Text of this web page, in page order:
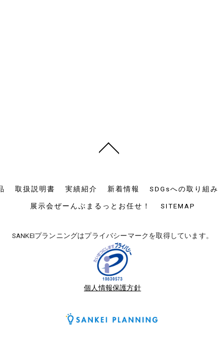
取扱説明書 実績紹介 新着情報 SDGsへの取り組み
展示会ぜーんぶまるっとお任せ！ SITEMAP
SANKEIプランニングはプライバシーマークを取得しています。
個人情報保護方針